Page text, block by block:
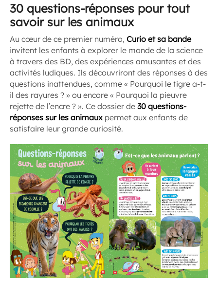
30 questions-réponses pour tout
savoir sur les animaux
Au cœur de ce premier numéro, Curio et sa bande
invitent les enfants à explorer le monde de la science
à travers des BD, des expériences amusantes et des
activités ludiques. Ils découvriront des réponses à des
questions inattendues, comme « Pourquoi le tigre a-t-
il des rayures ? » ou encore « Pourquoi la pieuvre
rejette de l’encre ? ». Ce dossier de 30 questions-
réponses sur les animaux permet aux enfants de
satisfaire leur grande curiosité.